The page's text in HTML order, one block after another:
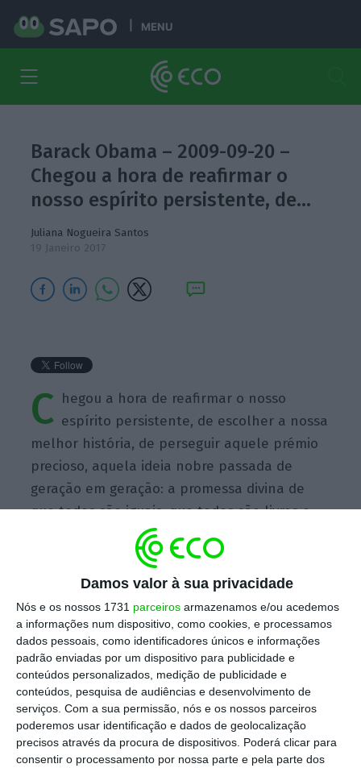
Damos valor à sua privacidade
Nós e os nossos 1731 parceiros armazenamos e/ou acedemos
a informações num dispositivo, como cookies, e processamos
dados pessoais, como identificadores únicos e informações
padrão enviadas por um dispositivo para publicidade e
conteúdos personalizados, medição de publicidade e
conteúdos, pesquisa de audiências e desenvolvimento de
serviços. Com a sua permissão, nós e os nossos parceiros
poderemos usar identificação e dados de geolocalização
precisos através da procura de dispositivos. Poderá clicar para
consentir o processamento por nossa parte e pela parte dos
MENU
Barack Obama – 2009-09-20 –
Chegou a hora de reafirmar o
nosso espírito persistente, de…
Juliana Nogueira Santos
19 Janeiro 2017
C hegou a hora de reafirmar o nosso
espírito persistente, de escolher a nossa
melhor história, de perseguir aquele prémio
precioso, aquela ideia nobre passada de
geração em geração: a promessa divina de
que todos são iguais, que todos são livres e
que todos merecem uma hipótese de
perseguir a sua noção de felicidade plena.
https://eco.sapo.pt/quote/barack-obama-2009-09-20-chegou-a-hora-de-reafirmar-o-nosso-espirito-persistente-de-9/ Copiar
Assine o ECO Premium